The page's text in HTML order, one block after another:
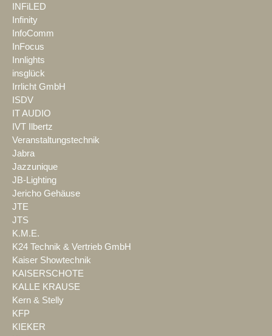
INFiLED
Infinity
InfoComm
InFocus
Innlights
insglück
Irrlicht GmbH
ISDV
IT AUDIO
IVT Ilbertz
Veranstaltungstechnik
Jabra
Jazzunique
JB-Lighting
Jericho Gehäuse
JTE
JTS
K.M.E.
K24 Technik & Vertrieb GmbH
Kaiser Showtechnik
KAISERSCHOTE
KALLE KRAUSE
Kern & Stelly
KFP
KIEKER